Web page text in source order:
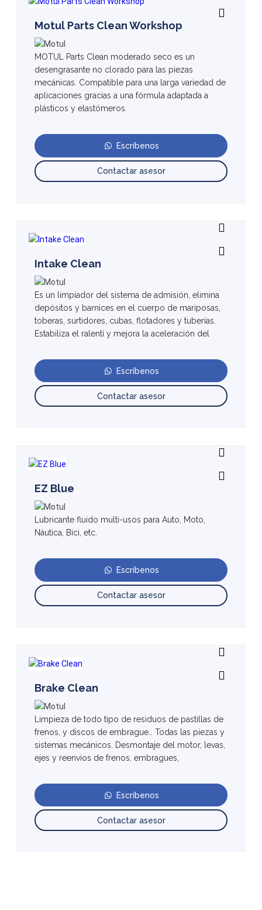
Motul Parts Clean Workshop
MOTUL Parts Clean moderado seco es un
desengrasante no clorado para las piezas
mecánicas. Compatible para una larga variedad de
aplicaciones gracias a una fórmula adaptada a
plásticos y elastómeros.
Escríbenos
Contactar asesor
Intake Clean
Es un limpiador del sistema de admisión, elimina
depósitos y barnices en el cuerpo de mariposas,
toberas, surtidores, cubas, flotadores y tuberías.
Estabiliza el ralentí y mejora la aceleración del
Escríbenos
Contactar asesor
EZ Blue
Lubricante fluido multi-usos para Auto, Moto,
Náutica, Bici, etc.
Escríbenos
Contactar asesor
Brake Clean
Limpieza de todo tipo de residuos de pastillas de
frenos, y discos de embrague… Todas las piezas y
sistemas mecánicos. Desmontaje del motor, levas,
ejes y reenvíos de frenos, embragues,
Escríbenos
Contactar asesor